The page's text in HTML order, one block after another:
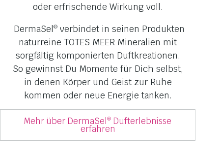
oder erfrischende Wirkung voll.
DermaSel®verbindet in seinen Produkten
naturreine TOTES MEER Mineralien mit
sorgfältig komponierten Duftkreationen.
So gewinnst Du Momente für Dich selbst,
in denen Körper und Geist zur Ruhe
kommen oder neue Energie tanken.
Mehr über DermaSel ® Dufterlebnisse
erfahren